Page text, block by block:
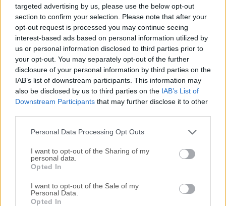
targeted advertising by us, please use the below opt-out
section to confirm your selection. Please note that after your
opt-out request is processed you may continue seeing
interest-based ads based on personal information utilized by
us or personal information disclosed to third parties prior to
your opt-out. You may separately opt-out of the further
disclosure of your personal information by third parties on the
IAB’s list of downstream participants. This information may
also be disclosed by us to third parties on the IAB’s List of
Downstream Participants that may further disclose it to other
Personal Data Processing Opt Outs
I want to opt-out of the Sharing of my
personal data.
Opted In
I want to opt-out of the Sale of my
Personal Data.
Opted In
Todas las versiones antiguas distribuidas en nuestro
sitio web son completamente libres de virus y están
disponibles para su descarga sin costo alguno.
Nos encantaría saber de ti
Si tienes alguna pregunta o idea que desees compartir
con nosotros, dirígete a nuestrapágina de contactoy
háznoslo saber. ¡Valoramos tu opinión!